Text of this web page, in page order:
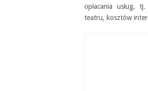
opłacania usług,
teatru, kosztów